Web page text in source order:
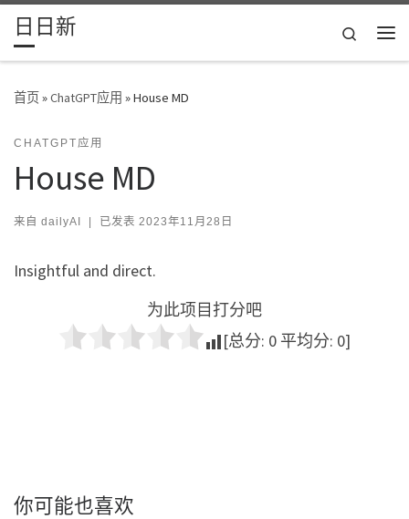
Skip to content
日日新
Search
首页»ChatGPT应用 »House MD
CHATGPT应用
House MD
来自 dailyAI | 已发表 2023年11月28日
Insightful and direct.
为此项目打分吧
[总分: 0 平均分: 0]
你可能也喜欢